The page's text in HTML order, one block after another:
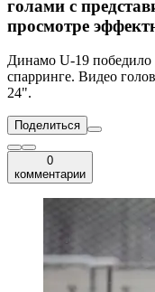
голами с
просмотре
Динамо U-19 победило
спарринге. Видео
24".
Поделиться
0
комментарии